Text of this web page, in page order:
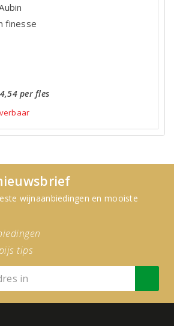
finesse
per fles
wijnaanbiedingen en mooiste
tips